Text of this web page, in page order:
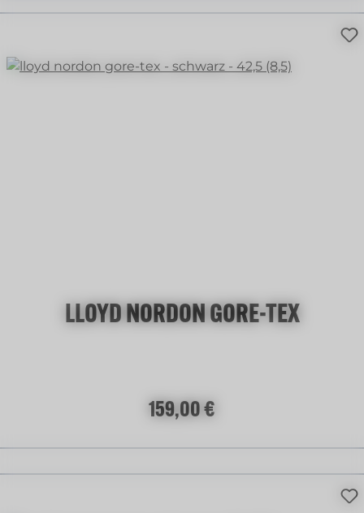
LLOYD NORDON GORE-TEX
Regulärer Preis:
159,00 €